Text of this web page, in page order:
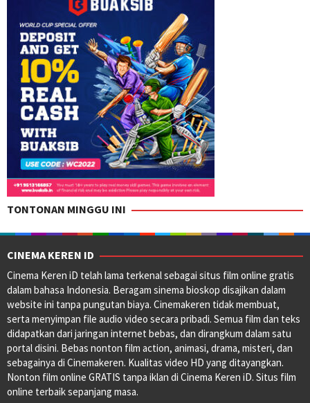
TONTONAN MINGGU INI
CINEMA KEREN ID
Cinema Keren iD telah lama terkenal sebagai situs film online gratis
dalam bahasa Indonesia. Beragam sinema bioskop disajikan dalam
website ini tanpa pungutan biaya. Cinemakeren tidak membuat,
serta menyimpan file audio video secara pribadi. Semua film dan teks
didapatkan dari jaringan internet bebas, dan dirangkum dalam satu
portal disini. Bebas nonton film action, animasi, drama, misteri, dan
sebagainya di Cinemakeren. Kualitas video HD yang ditayangkan.
Nonton film online GRATIS tanpa iklan di Cinema Keren iD. Situs film
online terbaik sepanjang masa.